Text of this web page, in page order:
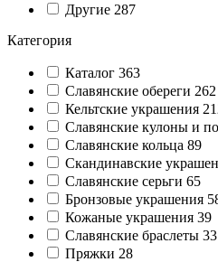
Другие 287
Категория
Каталог 363
Славянские обереги 262
Кельтские украшения
Славянские кулоны и
Славянские кольца 89
Cкандинавские
Славянские серьги 65
Бронзовые украшения
Кожаные украшения 39
Славянские браслеты 33
Пряжки 28